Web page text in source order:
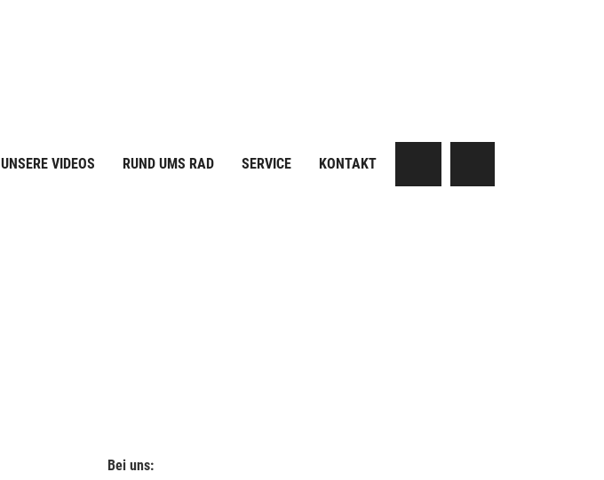
UNSERE VIDEOS RUND UMS RAD SERVICE KONTAKT
Bei uns: